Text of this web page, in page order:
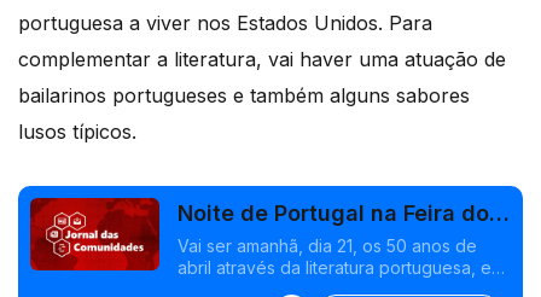
portuguesa a viver nos Estados Unidos. Para
complementar a literatura, vai haver uma atuação de
bailarinos portugueses e também alguns sabores
lusos típicos.
Noite de Portugal na Feira do
Livro de Miami
Vai ser amanhã, dia 21, os 50 anos de
abril através da literatura portuguesa, em